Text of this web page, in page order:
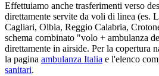
Effettuiamo anche trasferimenti verso
direttamente servite da voli di linea (es.
Cagliari, Olbia, Reggio Calabria,
schema combinato "volo + ambulanza
direttamente in airside. Per la copertura
la pagina ambulanza Italia e l'elenco
sanitari.